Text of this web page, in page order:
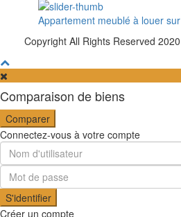
Appartement meublé à louer
Copyright All Rights Reserved
Comparaison de biens
Comparer
Connectez-vous à votre compte
S'identifier
Créer un compte